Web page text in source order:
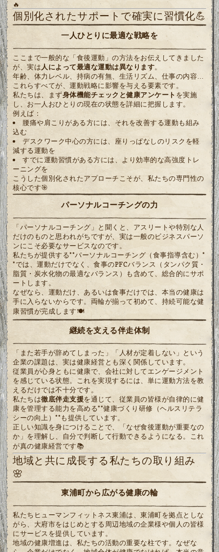
🔥
個別化されたサポートで確実に習慣化💪
一人ひとりに最適な戦略を
ここまで一般的な「食後運動」の方法をお伝えしてきました
が、実は 人によって最適な運動は異なります。
年齢、体力レベル、持病の有無、生活リズム、仕事の内容…
これらすべてが、運動戦略に影響を与える要素です。
私たちは、まず身体機能チェックと健康アンケート を実施
し、お一人おひとりの現在の状態を詳細に把握します。
例えば：
腰痛や肩こりがある方には、それを改善する運動も組み
込む
デスクワーク中心の方には、座りっぱなしのリスクを軽
減する運動を
すでに運動習慣がある方には、より効率的な高強度トレ
ーニングを
こうした個別化されたアプローチこそが、私たちの専門性の
核心です🎯
パーソナルコーチングの力
「パーソナルコーチング」と聞くと、アスリートや特別な人
だけのものと思われがちですが、実は一般のビジネスパーソ
ンにこそ必要なサービスなのです。
私たちが提供する**パーソナルコーチング（食事指導含む）*
*では、運動だけでなく、食事のPFCバランス（タンパク質・
脂質・炭水化物の最適なバランス）も含めて、総合的にサポ
ートします。
なぜなら、運動だけ、あるいは食事だけでは、本当の健康は
手に入らないからです。両輪が揃って初めて、持続可能な健
康習慣が完成します🍽️
継続を支える伴走体制
「また若手が辞めてしまった」「人材が定着しない」という
企業の課題は、実は健康経営とも深く関係しています。
従業員が心身ともに健康で、会社に対してエンゲージメント
を感じている状態。これを実現するには、単に運動方法を教
えるだけでは不十分です。
私たちは徹底伴走支援を通じて、従業員の皆様が自律的に健
康を管理する能力を高める**健康づくり研修（ヘルスリテラ
シーの向上）**も提供しています。
正しい知識を身につけることで、「なぜ食後運動が重要なの
か」を理解し、自分で判断して行動できるようになる。これ
が真の健康経営です📚
地域と共に成長する私たちの取り組み
🌸
東浦町から広がる健康の輪
私たちヒューマンフィットネス東浦は、東浦町を拠点としな
がら、大府市をはじめとする周辺地域の企業様や個人の皆様
にサービスを提供しています。
地域の健康増進は、私たちの活動の重要な柱です。なぜな